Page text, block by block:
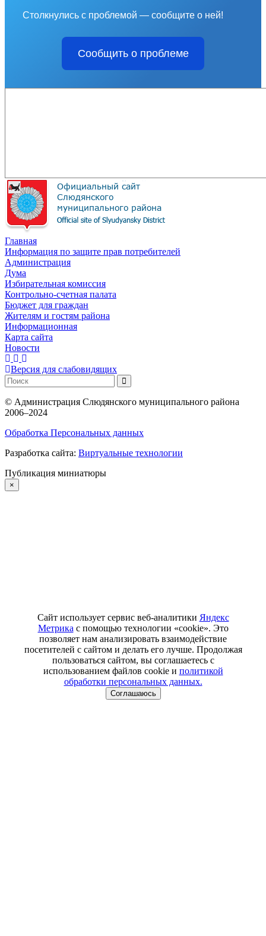
Столкнулись с проблемой — сообщите о ней!
Сообщить о проблеме
Главная
Информация по защите прав потребителей
Администрация
Дума
Избирательная комиссия
Контрольно-счетная палата
Бюджет для граждан
Жителям и гостям района
Информационная
Карта сайта
Новости
Версия для слабовидящих
© Администрация Слюдянского муниципального района
2006–2024
Обработка Персональных данных
Разработка сайта: Виртуальные технологии
Публикация миниатюры
×
Сайт использует сервис веб-аналитики Яндекс
Метрика с помощью технологии «cookie». Это
позволяет нам анализировать взаимодействие
посетителей с сайтом и делать его лучше. Продолжая
пользоваться сайтом, вы соглашаетесь с
использованием файлов cookie и политикой
обработки персональных данных.
Соглашаюсь